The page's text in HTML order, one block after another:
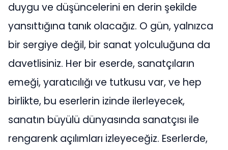
duygu ve düşüncelerini en derin şekilde
yansıttığına tanık olacağız. O gün, yalnızca
bir sergiye değil, bir sanat yolculuğuna da
davetlisiniz. Her bir eserde, sanatçıların
emeği, yaratıcılığı ve tutkusu var, ve hep
birlikte, bu eserlerin izinde ilerleyecek,
sanatın büyülü dünyasında sanatçısı ile
rengarenk açılımları izleyeceğiz. Eserlerde,